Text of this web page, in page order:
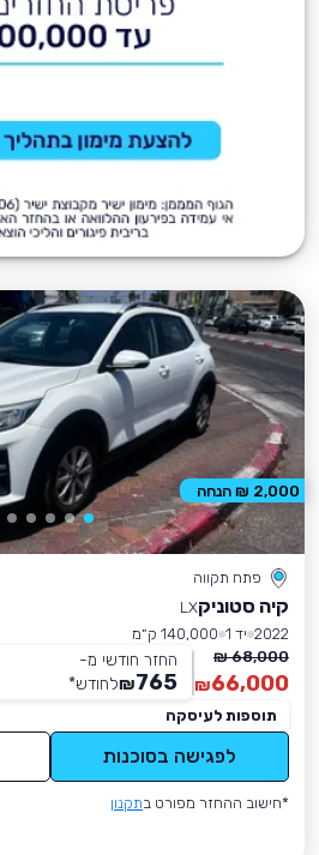
פתח תקווה
קיה סטוניקLX
2022 יד 1
140,000 ק״מ
68,000 ₪
66,000
₪
החזר חודשי מ-
765
₪לחודש*
תוספות לעיסקה
לפגישה בסוכנות
*חישוב ההחזר מפורט בתקנון
2,000 ₪ הנחה